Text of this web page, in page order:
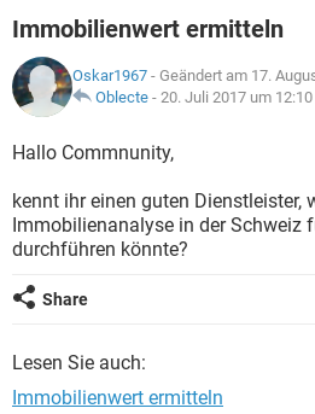
Immobilienwert ermitteln
Oskar1967 - Geändert am 17.
Oblecte - 20. Juli 2017 um 12:10
Hallo Commnunity,
kennt ihr einen guten Dienstleister,
Immobilienanalyse in der Schweiz
durchführen könnte?
Share
Lesen Sie auch:
Immobilienwert ermitteln